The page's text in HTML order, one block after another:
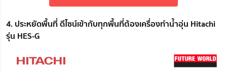
4. ประหยัดพื้นที่ ดีไซน์เข้ากับทุกพื้นที่ต้องเครื่องทำน้ำอุ่น Hitachi
รุ่น HES-G